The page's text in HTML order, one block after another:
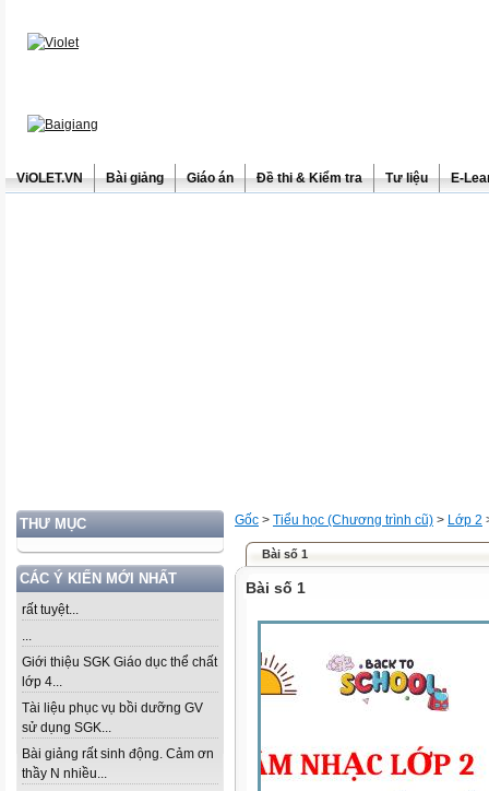
ViOLET.VN Bài giảng Giáo án Đề thi & Kiểm tra Tư liệu E-
THƯ MỤC
CÁC Ý KIẾN MỚI NHẤT
rất tuyệt...
...
Giới thiệu SGK Giáo dục thể chất
lớp 4...
Tài liệu phục vụ bồi dưỡng GV
sử dụng SGK...
Bài giảng rất sinh động. Cảm ơn
thầy N nhiều...
Gốc > Tiểu học (Chương trình cũ) > Lớp 2
Bài số 1
Bài số 1